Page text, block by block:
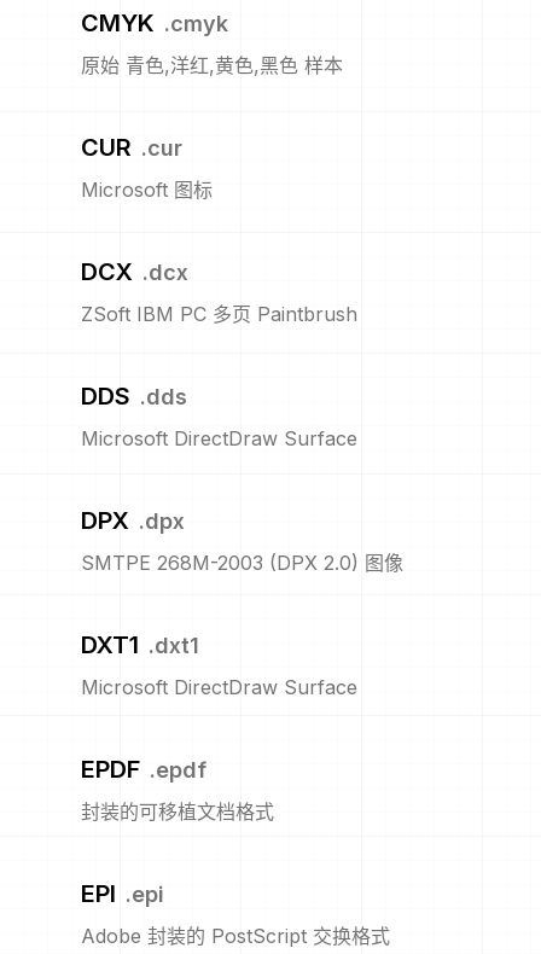
CMYK .cmyk
原始 青色,洋红,黄色,黑色 样本
CUR .cur
Microsoft 图标
DCX .dcx
ZSoft IBM PC 多页 Paintbrush
DDS .dds
Microsoft DirectDraw Surface
DPX .dpx
SMTPE 268M-2003 (DPX 2.0) 图像
DXT1 .dxt1
Microsoft DirectDraw Surface
EPDF .epdf
封装的可移植文档格式
EPI .epi
Adobe 封装的 PostScript 交换格式